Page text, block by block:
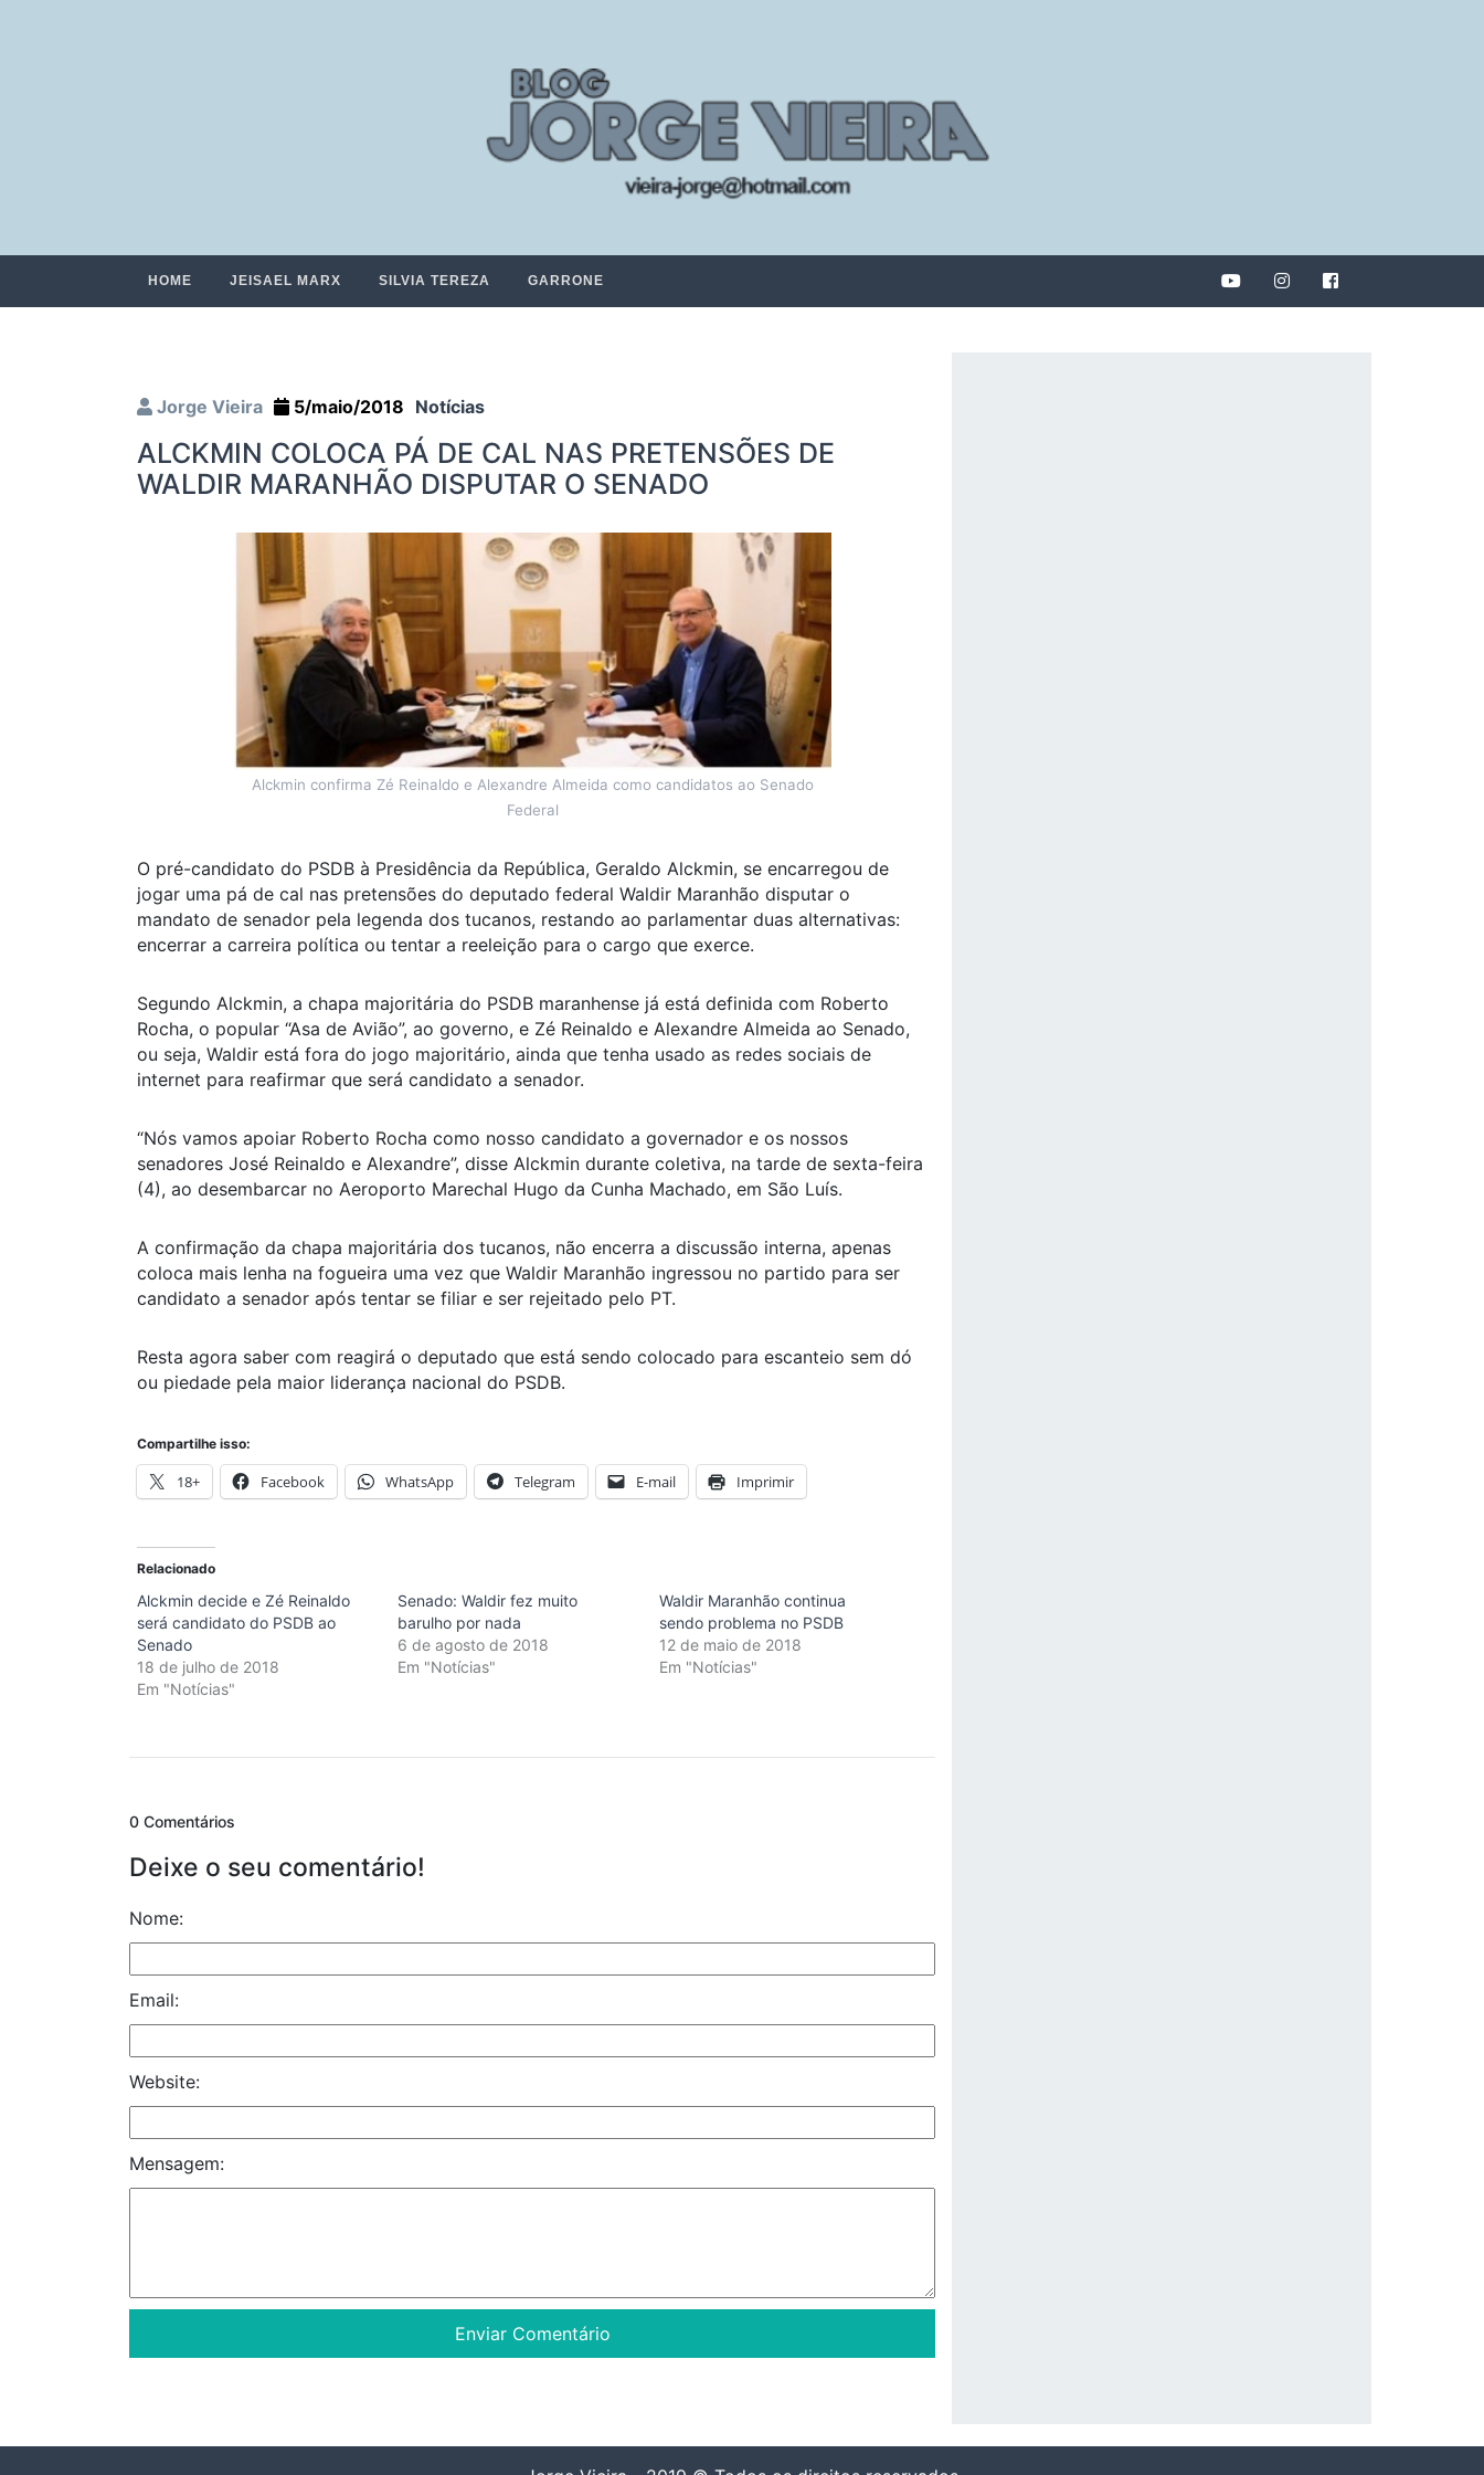
HOME JEISAEL MARX SILVIA TEREZA GARRONE
Jorge Vieira 5/maio/2018 Notícias
ALCKMIN COLOCA PÁ DE CAL NAS PRETENSÕES DE
WALDIR MARANHÃO DISPUTAR O SENADO
Alckmin confirma Zé Reinaldo e Alexandre Almeida como candidatos ao Senado
Federal
O pré-candidato do PSDB à Presidência da República, Geraldo Alckmin, se encarregou de
jogar uma pá de cal nas pretensões do deputado federal Waldir Maranhão disputar o
mandato de senador pela legenda dos tucanos, restando ao parlamentar duas alternativas:
encerrar a carreira política ou tentar a reeleição para o cargo que exerce.
Segundo Alckmin, a chapa majoritária do PSDB maranhense já está definida com Roberto
Rocha, o popular “Asa de Avião”, ao governo, e Zé Reinaldo e Alexandre Almeida ao Senado,
ou seja, Waldir está fora do jogo majoritário, ainda que tenha usado as redes sociais de
internet para reafirmar que será candidato a senador.
“Nós vamos apoiar Roberto Rocha como nosso candidato a governador e os nossos
senadores José Reinaldo e Alexandre”, disse Alckmin durante coletiva, na tarde de sexta-feira
(4), ao desembarcar no Aeroporto Marechal Hugo da Cunha Machado, em São Luís.
A confirmação da chapa majoritária dos tucanos, não encerra a discussão interna, apenas
coloca mais lenha na fogueira uma vez que Waldir Maranhão ingressou no partido para ser
candidato a senador após tentar se filiar e ser rejeitado pelo PT.
Resta agora saber com reagirá o deputado que está sendo colocado para escanteio sem dó
ou piedade pela maior liderança nacional do PSDB.
Compartilhe isso:
18+ Facebook WhatsApp Telegram E-mail Imprimir
Relacionado
Alckmin decide e Zé Reinaldo
será candidato do PSDB ao
Senado
18 de julho de 2018
Em "Notícias"
Senado: Waldir fez muito
barulho por nada
6 de agosto de 2018
Em "Notícias"
Waldir Maranhão continua
sendo problema no PSDB
12 de maio de 2018
Em "Notícias"
0 Comentários
Deixe o seu comentário!
Nome:
Email:
Website:
Mensagem: